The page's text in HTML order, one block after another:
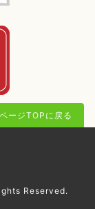
ページTOPに戻る
Reserved.